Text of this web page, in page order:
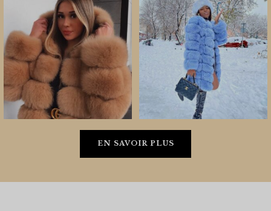
EN SAVOIR PLUS